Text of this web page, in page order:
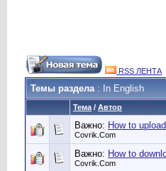
RSS ЛЕНТА
Темы раздела: In English
Тема / Автор
Важно: How to
Сovrik.Com
Важно: How to
Сovrik.Com